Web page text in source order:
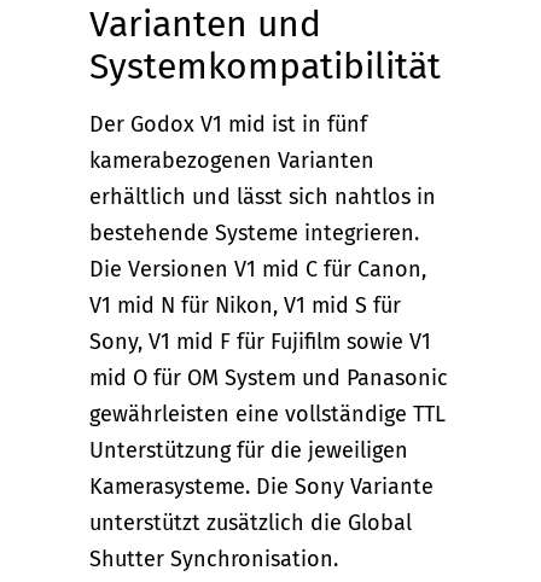
Varianten und
Systemkompatibilität
Der Godox V1 mid ist in fünf
kamerabezogenen Varianten
erhältlich und lässt sich nahtlos in
bestehende Systeme integrieren.
Die Versionen V1 mid C für Canon,
V1 mid N für Nikon, V1 mid S für
Sony, V1 mid F für Fujifilm sowie V1
mid O für OM System und Panasonic
gewährleisten eine vollständige TTL
Unterstützung für die jeweiligen
Kamerasysteme. Die Sony Variante
unterstützt zusätzlich die Global
Shutter Synchronisation.